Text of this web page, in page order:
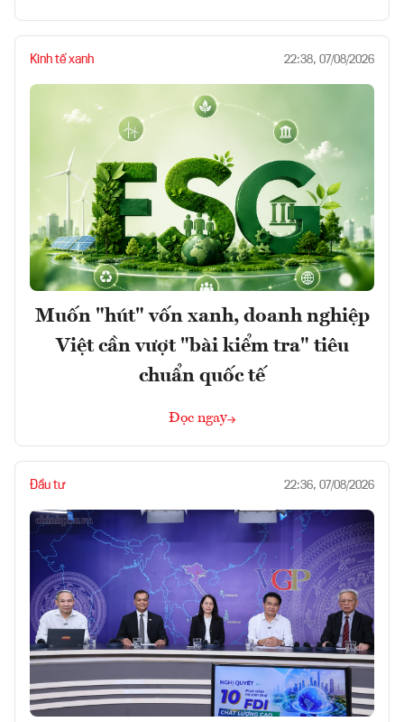
Kinh tế xanh 22:38, 07/08/2026
Muốn "hút" vốn xanh, doanh nghiệp
Việt cần vượt "bài kiểm tra" tiêu
chuẩn quốc tế
Đọc ngay
Đầu tư 22:36, 07/08/2026